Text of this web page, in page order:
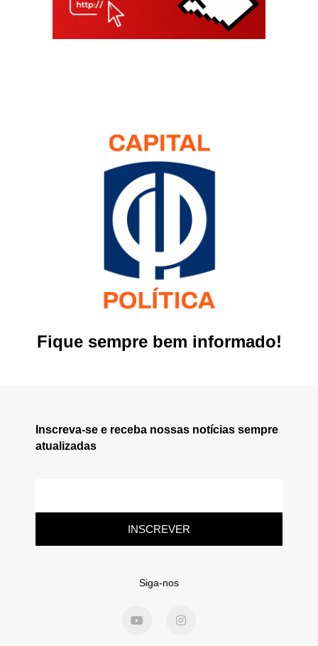
Fique sempre bem informado!
Inscreva-se e receba nossas notícias sempre
atualizadas
INSCREVER
Siga-nos